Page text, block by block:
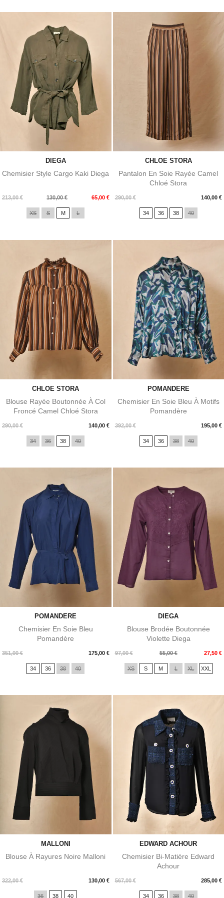
DIEGA
Chemisier Style Cargo Kaki Diega
213,00 €
Prix
130,00 € 65,00 €
Prix
XS S M L
CHLOE STORA
Pantalon En Soie Rayée Camel
Chloé Stora
290,00 € 140,00 €
Prix
34 36 38 40
CHLOE STORA
Blouse Rayée Boutonnée À Col
Froncé Camel Chloé Stora
290,00 € 140,00 €
Prix
34 36 38 40
POMANDERE
Chemisier En Soie Bleu À Motifs
Pomandère
392,00 € 195,00 €
Prix
34 36 38 40
POMANDERE
Chemisier En Soie Bleu
Pomandère
351,00 € 175,00 €
Prix
34 36 38 40
DIEGA
Blouse Brodée Boutonnée
Violette Diega
97,00 €
Prix
55,00 € 27,50 €
Prix
XS S M L XL XXL
MALLONI
Blouse À Rayures Noire Malloni
322,00 € 130,00 €
Prix
36 38 40
EDWARD ACHOUR
Chemisier Bi-Matière Edward
Achour
567,00 € 285,00 €
Prix
34 36 38 40